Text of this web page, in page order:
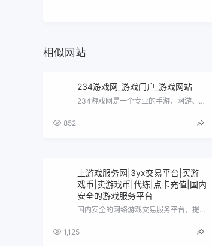
相似网站
234游戏网_游戏门户_游戏网站
234游戏网是一个专业的手游、网游、单机游戏下载网站\uff0c精选最新热门游戏排行榜\uff0c发布一手游戏资讯和攻略。
852
上游戏服务网|3yx交易平台|买游
戏币|卖游戏币|代练|点卡充值|国内
安全的游戏服务平台
国内安全的网络游戏交易服务平台，提供网络游戏装备交易、游戏帐号交易、游戏币交易、游戏金币交易、点卡、游戏点券交易、游戏元宝交易、各类…
1,125